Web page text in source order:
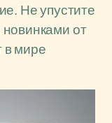
Не упустите
от
в мире